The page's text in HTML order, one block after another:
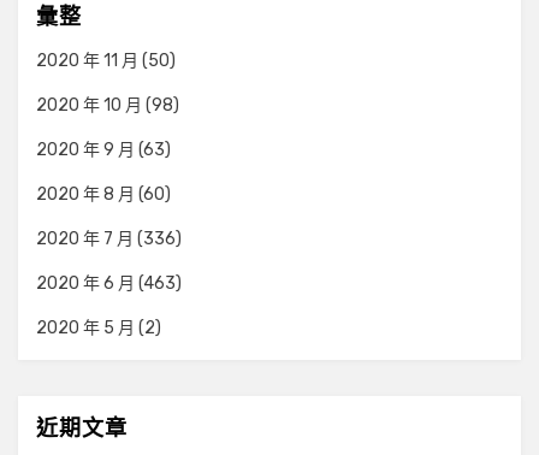
彙整
2020 年 11 月 (50)
2020 年 10 月 (98)
2020 年 9 月 (63)
2020 年 8 月 (60)
2020 年 7 月 (336)
2020 年 6 月 (463)
2020 年 5 月 (2)
近期文章